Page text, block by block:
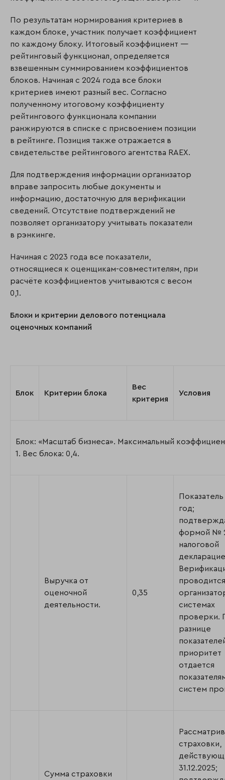
По результатам нормирования критериев в
каждом блоке, участник получает коэффициент
по каждому блоку. Итоговый коэффициент —
рейтинговый функционал, определяется
взвешенным суммированием коэффициентов
блоков. Начиная с 2024 года все блоки
критериев имеют разный вес. Согласно
полученному итоговому коэффициенту
рейтингового функционала компании
ранжируются в списке с присвоением позиции
в рейтинге. Позиция также отражается в
свидетельстве рейтингового агентства RAEX.
Для подтверждения информации организатор
вправе запросить любые документы и
информацию, достаточную для верификации
сведений. Отсутствие подтверждений не
позволяет организатору учитывать показатели
в рэнкинге.
Начиная с 2023 года все показатели,
относящиеся к оценщикам-совместителям, при
расчёте коэффициентов учитываются с весом
0,1.
Блоки и критерии делового потенциала
оценочных компаний
Блок Критерии блока
Вес
критерия
Условия
Блок: «Масштаб бизнеса». Максимальный
1. Вес блока: 0,4.
Выручка от
оценочной
деятельности.
0,35
Показатель
год;
формой №
налоговой
проводится
системах
проверки.
разнице
приоритет
отдается
систем
Сумма страховки
страховки,
31.12.2025;